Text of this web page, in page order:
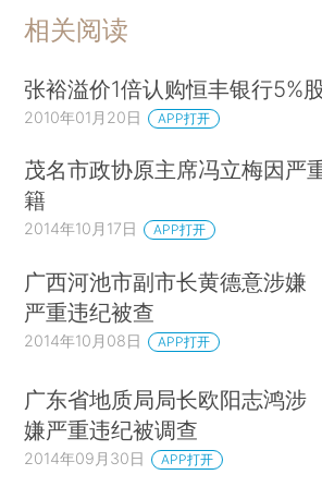
相关阅读
张裕溢价1倍认购恒丰银行5%
2010年01月20日 APP打开
茂名市政协原主席冯立梅因严
籍
2014年10月17日 APP打开
广西河池市副市长黄德意涉嫌
严重违纪被查
2014年10月08日 APP打开
广东省地质局局长欧阳志鸿涉
嫌严重违纪被调查
2014年09月30日 APP打开